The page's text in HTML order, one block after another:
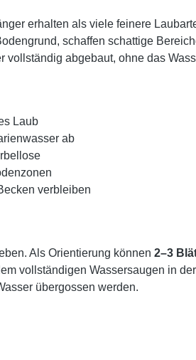
erhalten als viele feinere
schaffen schattige
abgebaut, ohne das
Laub
ab
verbleiben
Als Orientierung können 2–3
vollständigen Wassersaugen in
übergossen werden.